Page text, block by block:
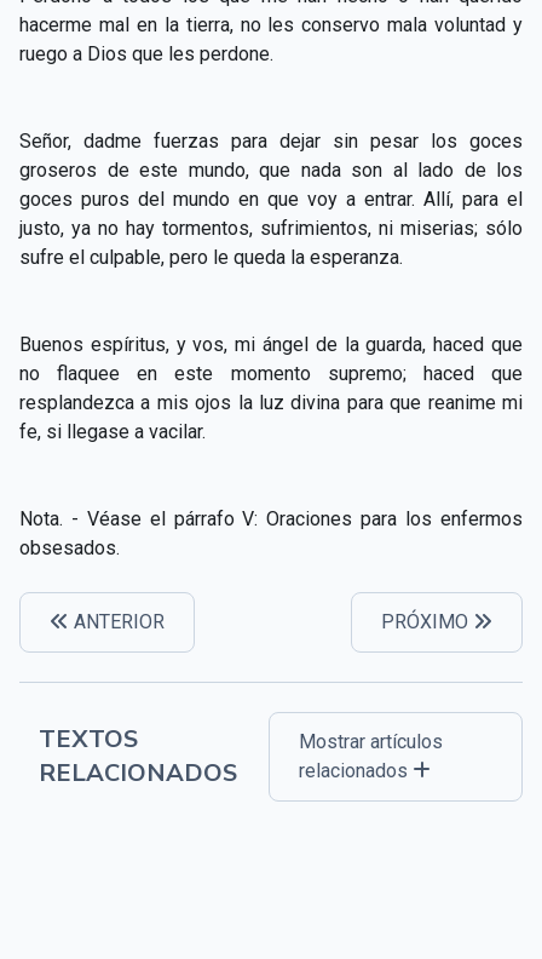
hacerme mal en la tierra, no les conservo mala voluntad y
ruego a Dios que les perdone.
Señor, dadme fuerzas para dejar sin pesar los goces
groseros de este mundo, que nada son al lado de los
goces puros del mundo en que voy a entrar. Allí, para el
justo, ya no hay tormentos, sufrimientos, ni miserias; sólo
sufre el culpable, pero le queda la esperanza.
Buenos espíritus, y vos, mi ángel de la guarda, haced que
no flaquee en este momento supremo; haced que
resplandezca a mis ojos la luz divina para que reanime mi
fe, si llegase a vacilar.
Nota. - Véase el párrafo V: Oraciones para los enfermos
obsesados.
ANTERIOR PRÓXIMO
TEXTOS
RELACIONADOS
Mostrar artículos
relacionados